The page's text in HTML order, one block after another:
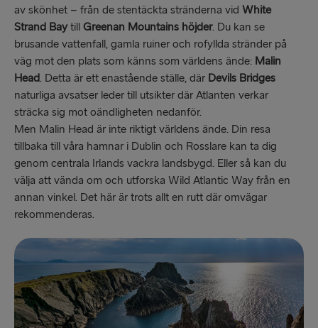
av skönhet – från de stentäckta stränderna vid White
Strand Baytill Greenan Mountains höjder. Du kan se
brusande vattenfall, gamla ruiner och rofyllda stränder på
väg mot den plats som känns som världens ände: Malin
Head. Detta är ett enastående ställe, där Devils Bridges
naturliga avsatser leder till utsikter där Atlanten verkar
sträcka sig mot oändligheten nedanför.
Men Malin Head är inte riktigt världens ände. Din resa
tillbaka till våra hamnar i Dublin och Rosslare kan ta dig
genom centrala Irlands vackra landsbygd. Eller så kan du
välja att vända om och utforska Wild Atlantic Way från en
annan vinkel. Det här är trots allt en rutt där omvägar
rekommenderas.